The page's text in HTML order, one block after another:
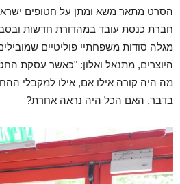
הסרט מתאר משא ומתן על חטופים
חברת כנסת עובד במהדורת חדשות
מגלה סודות משפחתיי פוליטיים
היוצרים, מתנאל ואלון: "כאשר עסקת
מה היה קורה אילו אם, אילו למקבלי
בדבר, האם הכל היה נראה אחרת?